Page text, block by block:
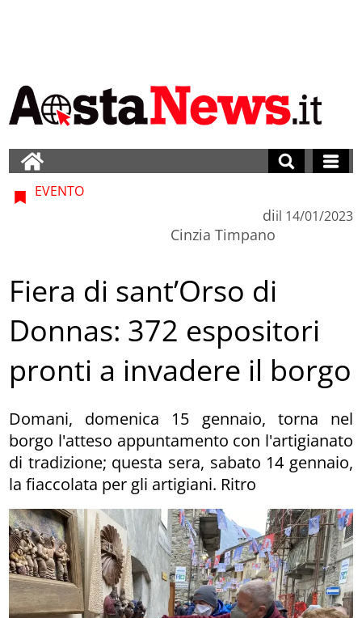
EVENTO
di
Cinzia Timpano
il 14/01/2023
Fiera di sant’Orso di
Donnas: 372 espositori
pronti a invadere il borgo
Domani, domenica 15 gennaio, torna nel
borgo l'atteso appuntamento con l'artigianato
di tradizione; questa sera, sabato 14 gennaio,
la fiaccolata per gli artigiani. Ritro